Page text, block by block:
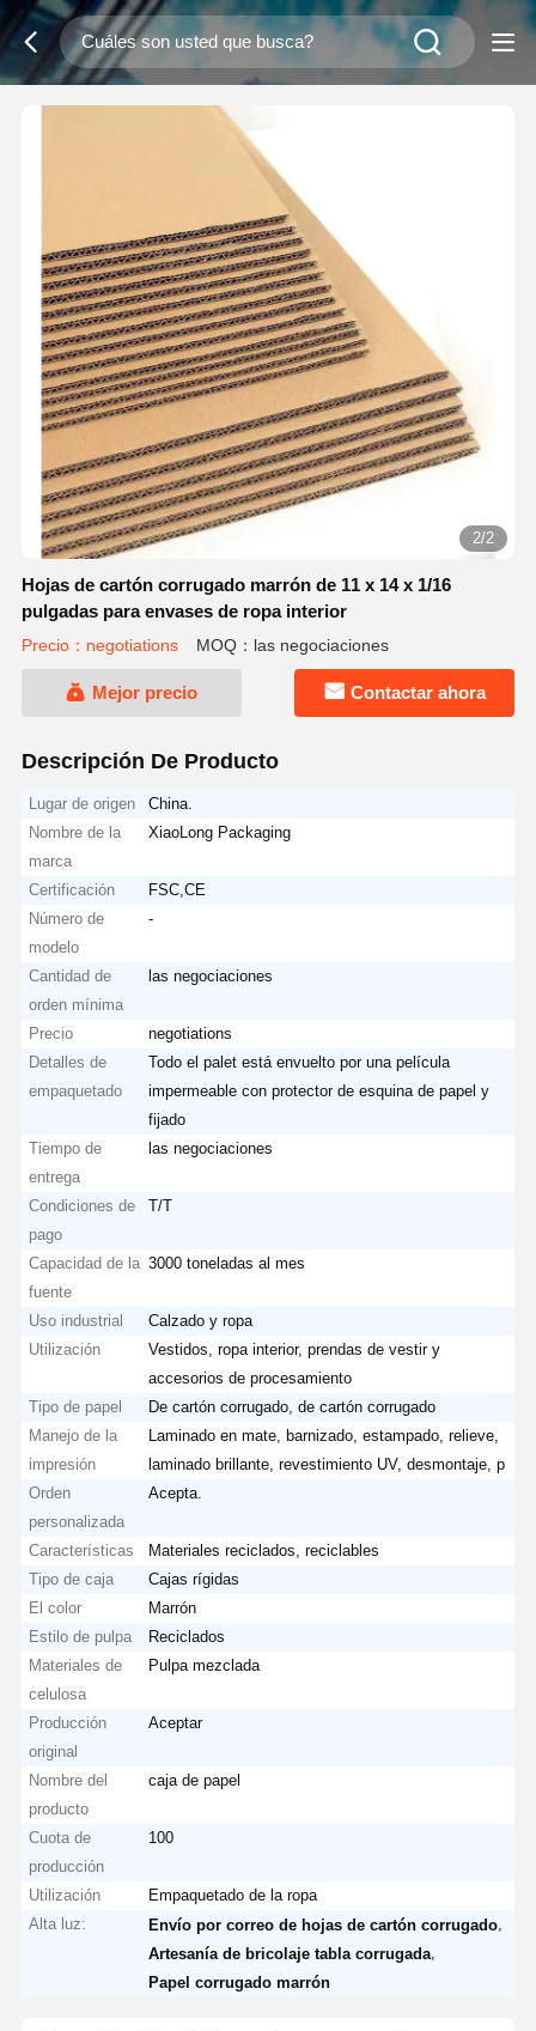
2/2
Hojas de cartón corrugado marrón de 11 x 14 x 1/16
pulgadas para envases de ropa interior
Precio：negotiations MOQ：las negociaciones
Mejor precio Contactar ahora
Descripción De Producto
Lugar de origen
China.
Nombre de la
marca
XiaoLong Packaging
Certificación
FSC,CE
Número de
modelo
-
Cantidad de
orden mínima
las negociaciones
Precio
negotiations
Detalles de
empaquetado
Todo el palet está envuelto por una película
impermeable con protector de esquina de papel y
fijado
Tiempo de
entrega
las negociaciones
Condiciones de
pago
T/T
Capacidad de la
fuente
3000 toneladas al mes
Uso industrial
Calzado y ropa
Utilización
Vestidos, ropa interior, prendas de vestir y
accesorios de procesamiento
Tipo de papel
De cartón corrugado, de cartón corrugado
Manejo de la
impresión
Laminado en mate, barnizado, estampado, relieve,
laminado brillante, revestimiento UV, desmontaje, p
Orden
personalizada
Acepta.
Características
Materiales reciclados, reciclables
Tipo de caja
Cajas rígidas
El color
Marrón
Estilo de pulpa
Reciclados
Materiales de
celulosa
Pulpa mezclada
Producción
original
Aceptar
Nombre del
producto
caja de papel
Cuota de
producción
100
Utilización
Empaquetado de la ropa
Alta luz:
Envío por correo de hojas de cartón corrugado
Artesanía de bricolaje tabla corrugada
Papel corrugado marrón